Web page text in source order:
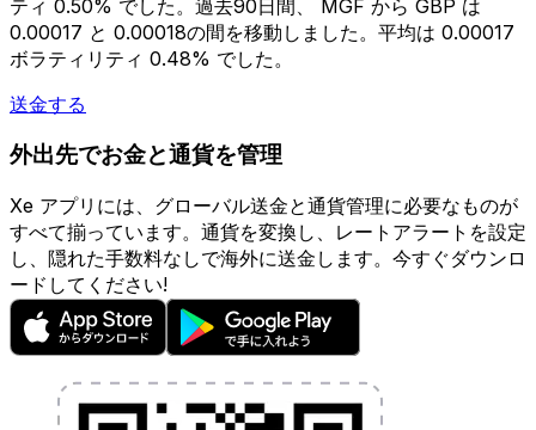
ティ 0.50% でした。過去90日間、 MGF から GBP は
0.00017 と 0.00018の間を移動しました。平均は 0.00017
ボラティリティ 0.48% でした。
送金する
外出先でお金と通貨を管理
Xe アプリには、グローバル送金と通貨管理に必要なものが
すべて揃っています。通貨を変換し、レートアラートを設定
し、隠れた手数料なしで海外に送金します。今すぐダウンロ
ードしてください!